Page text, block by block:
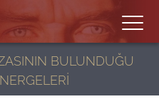
BULUNDUĞU